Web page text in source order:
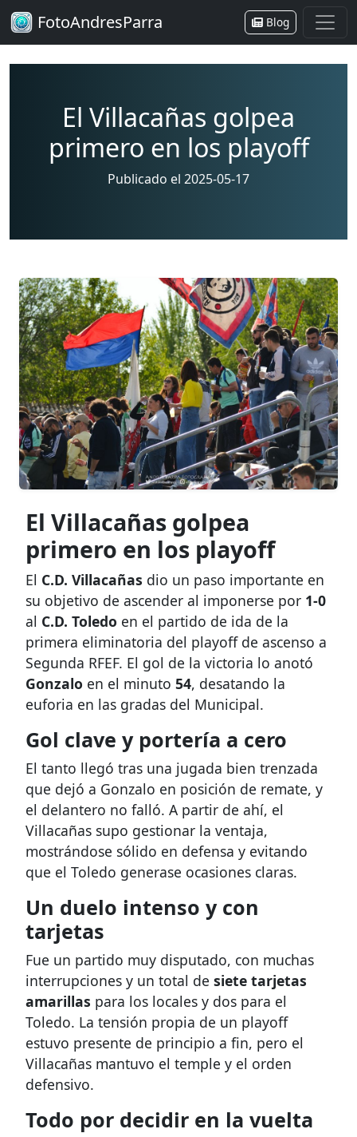
FotoAndresParra Blog
El Villacañas golpea
primero en los playoff
Publicado el 2025-05-17
El Villacañas golpea
primero en los playoff
El C.D. Villacañas dio un paso importante en
su objetivo de ascender al imponerse por 1-0
al C.D. Toledo en el partido de ida de la
primera eliminatoria del playoff de ascenso a
Segunda RFEF. El gol de la victoria lo anotó
Gonzalo en el minuto 54, desatando la
euforia en las gradas del Municipal.
Gol clave y portería a cero
El tanto llegó tras una jugada bien trenzada
que dejó a Gonzalo en posición de remate, y
el delantero no falló. A partir de ahí, el
Villacañas supo gestionar la ventaja,
mostrándose sólido en defensa y evitando
que el Toledo generase ocasiones claras.
Un duelo intenso y con
tarjetas
Fue un partido muy disputado, con muchas
interrupciones y un total de siete tarjetas
amarillas para los locales y dos para el
Toledo. La tensión propia de un playoff
estuvo presente de principio a fin, pero el
Villacañas mantuvo el temple y el orden
defensivo.
Todo por decidir en la vuelta